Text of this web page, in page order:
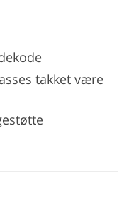
takket være